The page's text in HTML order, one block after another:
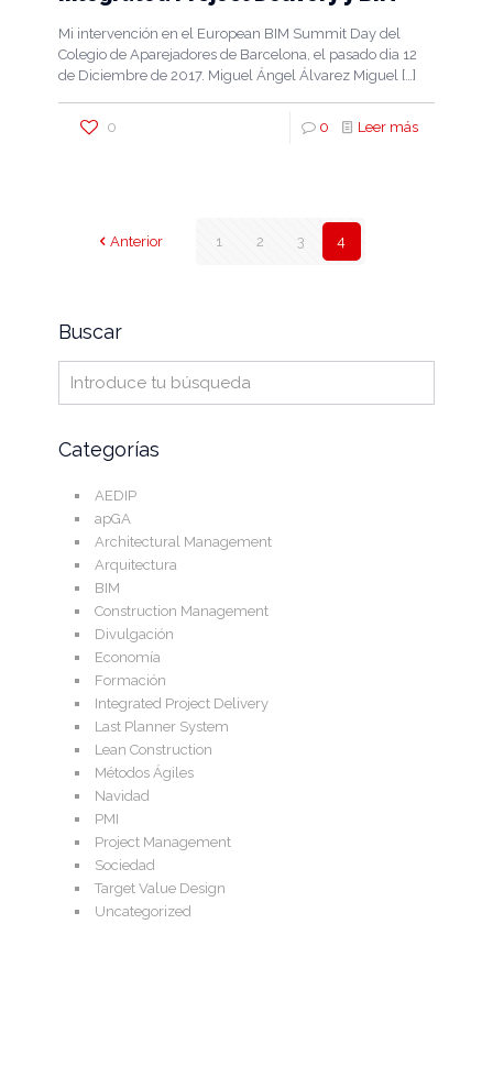
Mi intervención en el European BIM Summit Day del
Colegio de Aparejadores de Barcelona, el pasado dia 12
de Diciembre de 2017. Miguel Ángel Álvarez Miguel […]
0 0 Leer más
Anterior 1 2 3 4
Buscar
Categorías
AEDIP
apGA
Architectural Management
Arquitectura
BIM
Construction Management
Divulgación
Economía
Formación
Integrated Project Delivery
Last Planner System
Lean Construction
Métodos Ágiles
Navidad
PMI
Project Management
Sociedad
Target Value Design
Uncategorized